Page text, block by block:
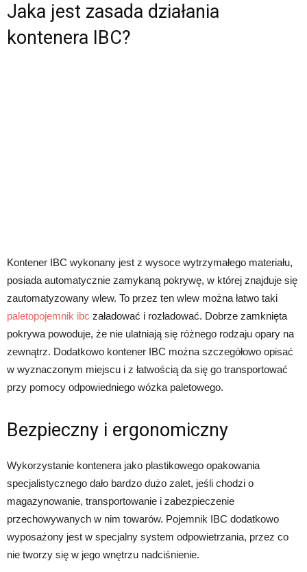
Jaka jest zasada działania
kontenera IBC?
Kontener IBC wykonany jest z wysoce wytrzymałego materiału,
posiada automatycznie zamykaną pokrywę, w której znajduje się
zautomatyzowany wlew. To przez ten wlew można łatwo taki
paletopojemnik ibc załadować i rozładować. Dobrze zamknięta
pokrywa powoduje, że nie ulatniają się różnego rodzaju opary na
zewnątrz. Dodatkowo kontener IBC można szczegółowo opisać
w wyznaczonym miejscu i z łatwością da się go transportować
przy pomocy odpowiedniego wózka paletowego.
Bezpieczny i ergonomiczny
Wykorzystanie kontenera jako plastikowego opakowania
specjalistycznego dało bardzo dużo zalet, jeśli chodzi o
magazynowanie, transportowanie i zabezpieczenie
przechowywanych w nim towarów. Pojemnik IBC dodatkowo
wyposażony jest w specjalny system odpowietrzania, przez co
nie tworzy się w jego wnętrzu nadciśnienie.